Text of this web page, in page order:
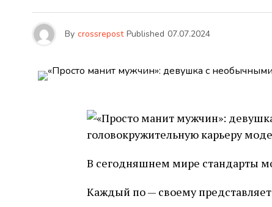
By crossrepost Published 07.07.2024
В сегодняшнем мире стандарты
Каждый по — своему